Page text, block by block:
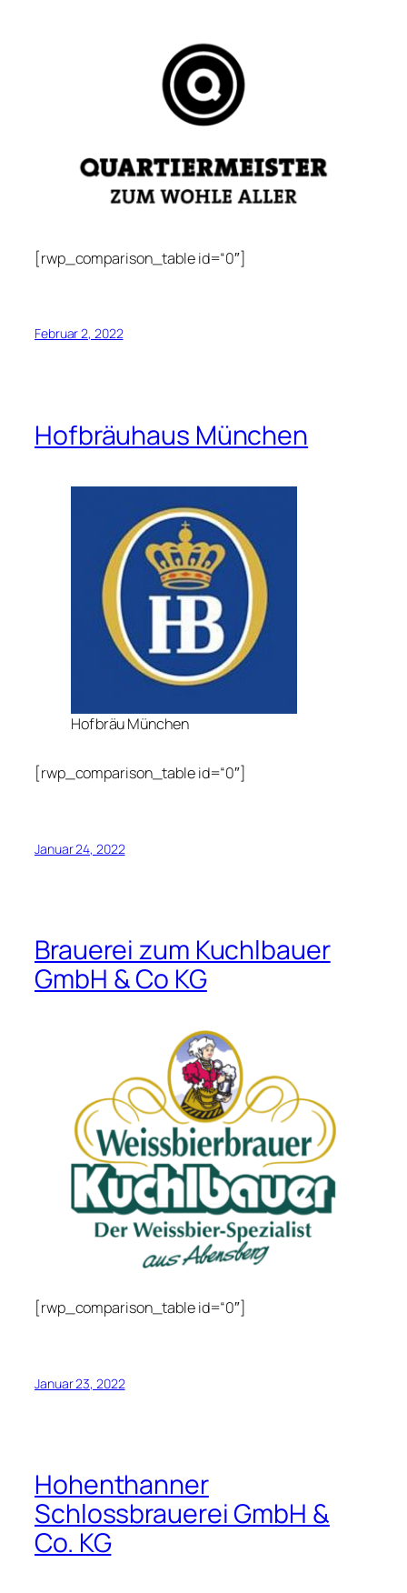
[rwp_comparison_table id=“0″]
Februar 2, 2022
Hofbräuhaus München
Hofbräu München
[rwp_comparison_table id=“0″]
Januar 24, 2022
Brauerei zum Kuchlbauer
GmbH & Co KG
[rwp_comparison_table id=“0″]
Januar 23, 2022
Hohenthanner
Schlossbrauerei GmbH &
Co. KG